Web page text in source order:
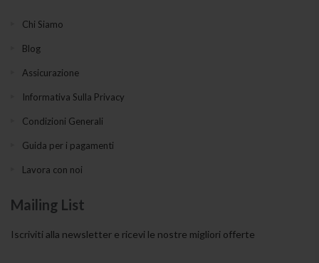
Chi Siamo
Blog
Assicurazione
Informativa Sulla Privacy
Condizioni Generali
Guida per i pagamenti
Lavora con noi
Mailing List
Iscriviti alla newsletter e ricevi le nostre migliori offerte